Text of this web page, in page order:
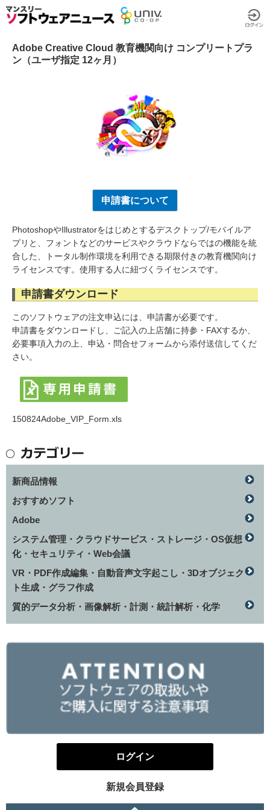
Adobe Creative Cloud 教育機関向け コンプリートプラ
ン（ユーザ指定 12ヶ月）
申請書について
PhotoshopやIllustratorをはじめとするデスクトップ/モバイルア
プリと、フォントなどのサービスやクラウドならではの機能を統
合した、トータル制作環境を利用できる期限付きの教育機関向け
ライセンスです。使用する人に紐づくライセンスです。
申請書ダウンロード
このソフトウェアの注文申込には、申請書が必要です。
申請書をダウンロードし、ご記入の上店舗に持参・FAXするか、
必要事項入力の上、申込・問合せフォームから添付送信してくだ
さい。
150824Adobe_VIP_Form.xls
新商品情報
おすすめソフト
Adobe
システム管理・クラウドサービス・ストレージ・OS仮想
化・セキュリティ・Web会議
VR・PDF作成編集・自動音声文字起こし・3Dオブジェク
ト生成・グラフ作成
質的データ分析・画像解析・計測・統計解析・化学
ログイン
新規会員登録